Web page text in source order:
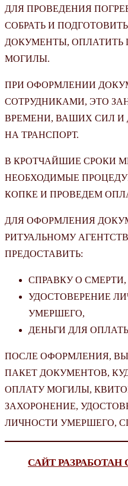
ДЛЯ ПРОВЕДЕНИЯ
СОБРАТЬ И
ДОКУМЕНТЫ,
МОГИЛЫ.
ПРИ ОФОРМЛЕНИИ
СОТРУДНИКАМИ, ЭТО
ВРЕМЕНИ, ВАШИХ СИЛ И
НА ТРАНСПОРТ.
В КРОТЧАЙШИЕ СРОКИ
НЕОБХОДИМЫЕ
КОПКЕ И ПРОВЕДЕМ
ДЛЯ ОФОРМЛЕНИЯ
РИТУАЛЬНОМУ
ПРЕДОСТАВИТЬ:
СПРАВКУ О СМЕРТИ,
УДОСТОВЕРЕНИЕ
УМЕРШЕГО,
ДЕНЬГИ ДЛЯ
ПОСЛЕ ОФОРМЛЕНИЯ,
ПАКЕТ ДОКУМЕНТОВ,
ОПЛАТУ МОГИЛЫ,
ЗАХОРОНЕНИЕ,
ЛИЧНОСТИ УМЕРШЕГО,
САЙТ РАЗРАБОТАН